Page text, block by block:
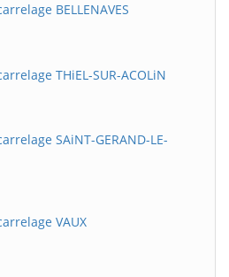
BELLENAVES
THiEL-SUR-ACOLiN
SAiNT-GERAND-LE-
VAUX